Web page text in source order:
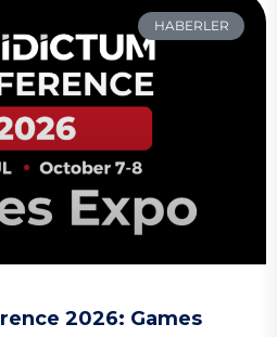
HABERLER
2026: Games